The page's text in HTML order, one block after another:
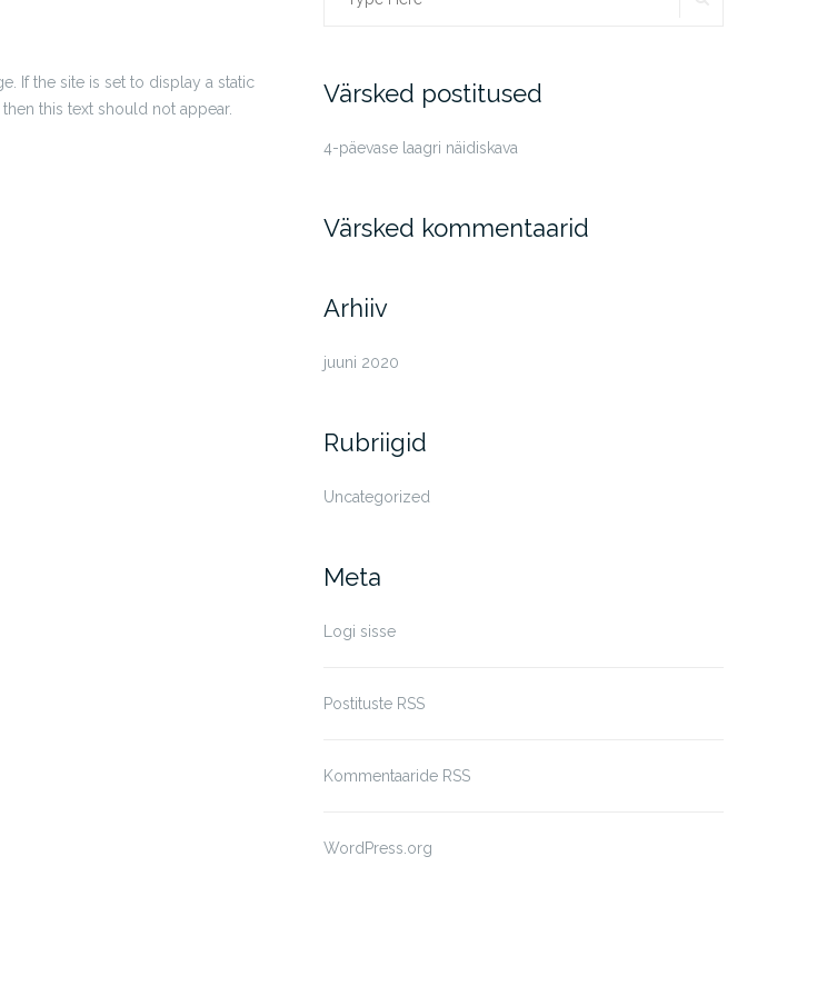
If the site is set to display a static
this text should not appear.
Värsked postitused
4-päevase laagri näidiskava
Värsked kommentaarid
Arhiiv
juuni 2020
Rubriigid
Uncategorized
Meta
Logi sisse
Postituste RSS
Kommentaaride RSS
WordPress.org